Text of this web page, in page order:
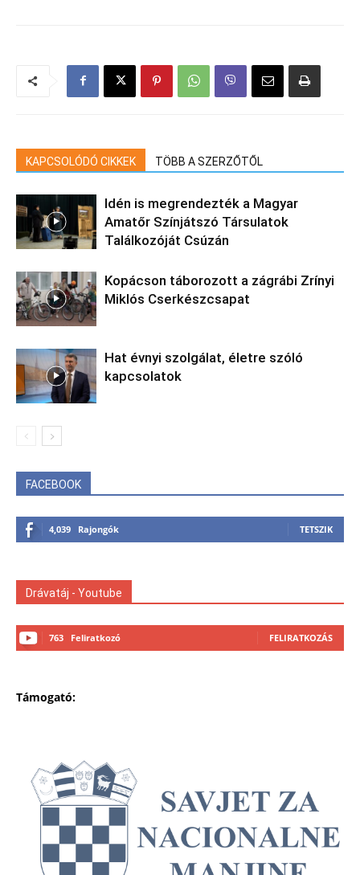
KAPCSOLÓDÓ CIKKEK TÖBB A SZERZŐTŐL
Idén is megrendezték a Magyar
Amatőr Színjátszó Társulatok
Találkozóját Csúzán
Kopácson táborozott a zágrábi Zrínyi
Miklós Cserkészcsapat
Hat évnyi szolgálat, életre szóló
kapcsolatok
FACEBOOK
4,039 Rajongók TETSZIK
Drávatáj - Youtube
763 Feliratkozó FELIRATKOZÁS
Támogató: